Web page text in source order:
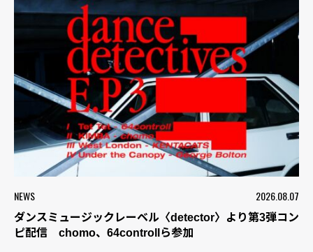
NEWS 2026.08.07
ダンスミュージックレーベル〈detector〉より第3弾コン
ピ配信 chomo、64controllら参加